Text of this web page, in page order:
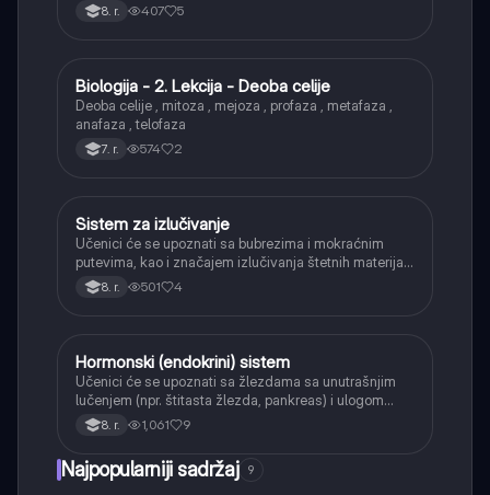
8. r. 407 5
Biologija
Biologija - 2. Lekcija - Deoba celije
Deoba celije , mitoza , mejoza , profaza , metafaza ,
anafaza , telofaza
7. r. 574 2
Biologija
Sistem za izlučivanje
Učenici će se upoznati sa bubrezima i mokraćnim
putevima, kao i značajem izlučivanja štetnih materija
iz organizma.
8. r. 501 4
Biologija
Hormonski (endokrini) sistem
Učenici će se upoznati sa žlezdama sa unutrašnjim
lučenjem (npr. štitasta žlezda, pankreas) i ulogom
hormona u regulaciji telesnih funkcija.
8. r. 1,061 9
Najpopularniji sadržaj 9